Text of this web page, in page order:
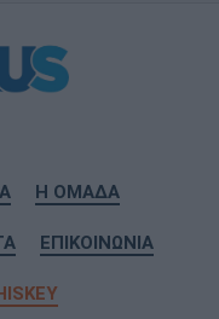
Η ΟΜΑΔΑ
ΕΠΙΚΟΙΝΩΝΙΑ